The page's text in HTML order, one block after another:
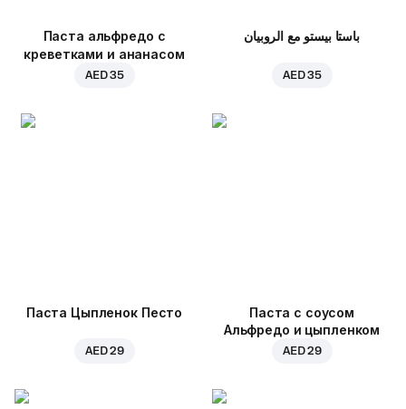
Паста альфредо с
креветками и ананасом
AED 35
باستا بيستو مع الروبيان
AED 35
Паста Цыпленок Песто
AED 29
Паста с соусом
Альфредо и цыпленком
AED 29